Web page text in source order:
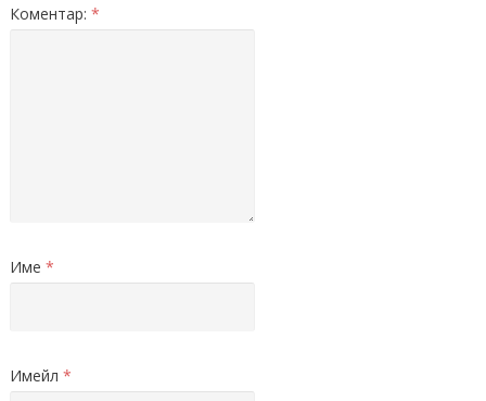
Коментар: *
Име *
Имейл *